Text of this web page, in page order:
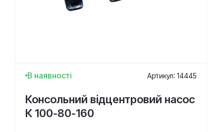
В наявності Артикул: 14445
Консольний відцентровий насос
К 100-80-160